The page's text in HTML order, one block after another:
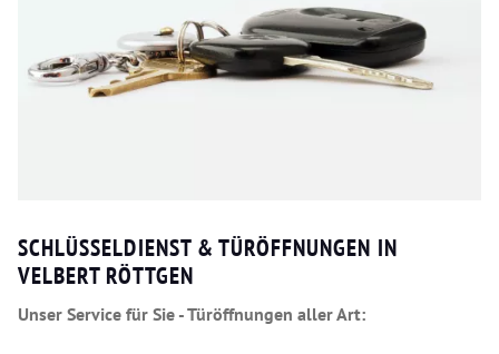
SCHLÜSSELDIENST & TÜRÖFFNUNGEN IN
VELBERT RÖTTGEN
Unser Service für Sie - Türöffnungen aller Art: